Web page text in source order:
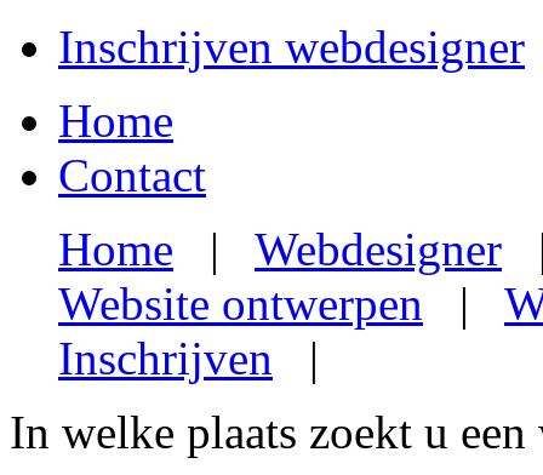
Inschrijven webdesigner
Home
Contact
Home | Webdesigner
Website ontwerpen |
Inschrijven |
In welke plaats zoekt u een